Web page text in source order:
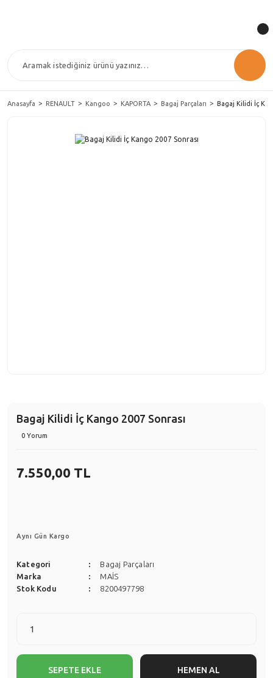
Anasayfa RENAULT Kangoo KAPORTA Bagaj Parçaları Bagaj Kilidi İç
Bagaj Kilidi İç Kango 2007 Sonrası
0 Yorum
7.550,00 TL
Aynı Gün Kargo
Kategori
Bagaj Parçaları
Marka
MAİS
Stok Kodu
8200497798
SEPETE EKLE HEMEN AL